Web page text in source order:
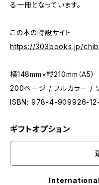
る一冊となっています。
この本の特設サイト
https://303books.jp/
横148mm×縦210mm（A5）
200ページ / フルカラー /
ISBN: 978-4-909926-
ギフトオプション